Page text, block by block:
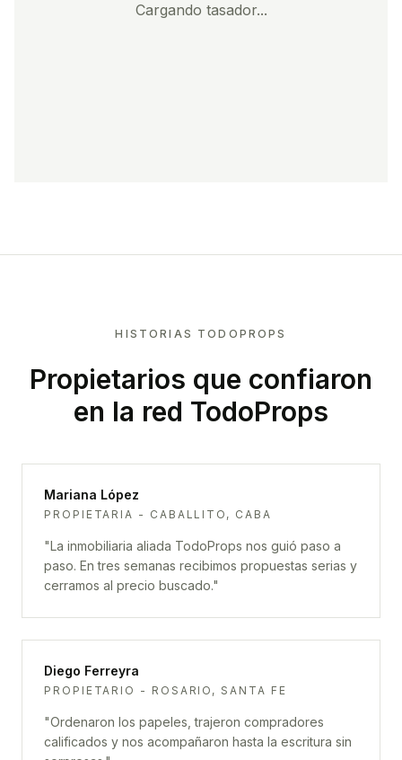
Cargando tasador...
HISTORIAS TODOPROPS
Propietarios que confiaron
en la red TodoProps
Mariana López
PROPIETARIA - CABALLITO, CABA
"La inmobiliaria aliada TodoProps nos guió paso a
paso. En tres semanas recibimos propuestas serias y
cerramos al precio buscado."
Diego Ferreyra
PROPIETARIO - ROSARIO, SANTA FE
"Ordenaron los papeles, trajeron compradores
calificados y nos acompañaron hasta la escritura sin